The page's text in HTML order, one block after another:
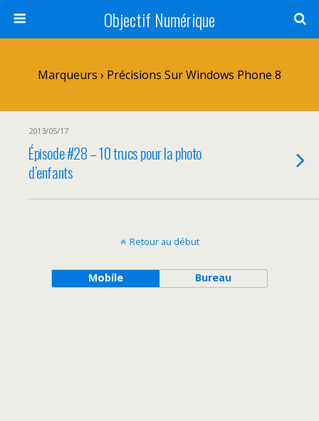
Objectif Numérique
Marqueurs › Précisions Sur Windows Phone 8
2013/05/17
Épisode #28 – 10 trucs pour la photo
d’enfants
Retour au début
Mobile Bureau